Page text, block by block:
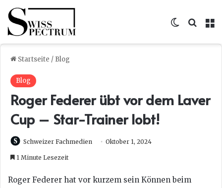
Skin
Startseite / Blog
Blog
Roger Federer übt vor dem Laver
Cup – Star-Trainer lobt!
Schweizer Fachmedien Oktober 1, 2024
1 Minute Lesezeit
Roger Federer hat vor kurzem sein Können beim